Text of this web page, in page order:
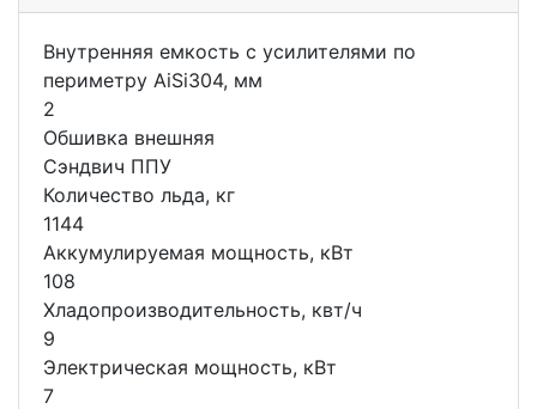
Внутренняя емкость с усилителями по
периметру AiSi304, мм
2
Обшивка внешняя
Сэндвич ППУ
Количество льда, кг
1144
Аккумулируемая мощность, кВт
108
Хладопроизводительность, квт/ч
9
Электрическая мощность, кВт
7